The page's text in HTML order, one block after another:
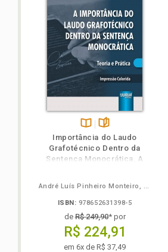
Disponível
na
B.V.
páginas
Importância do Laudo
Grafotécnico Dentro da
Sentença Monocrática, A
André Luís Pinheiro Monteiro, Mario Ernesto de Oliveira Alves
ISBN: 978652631398-5
deR$ 249,90* por
R$ 224,91
em 6x de R$ 37,49
Veja o